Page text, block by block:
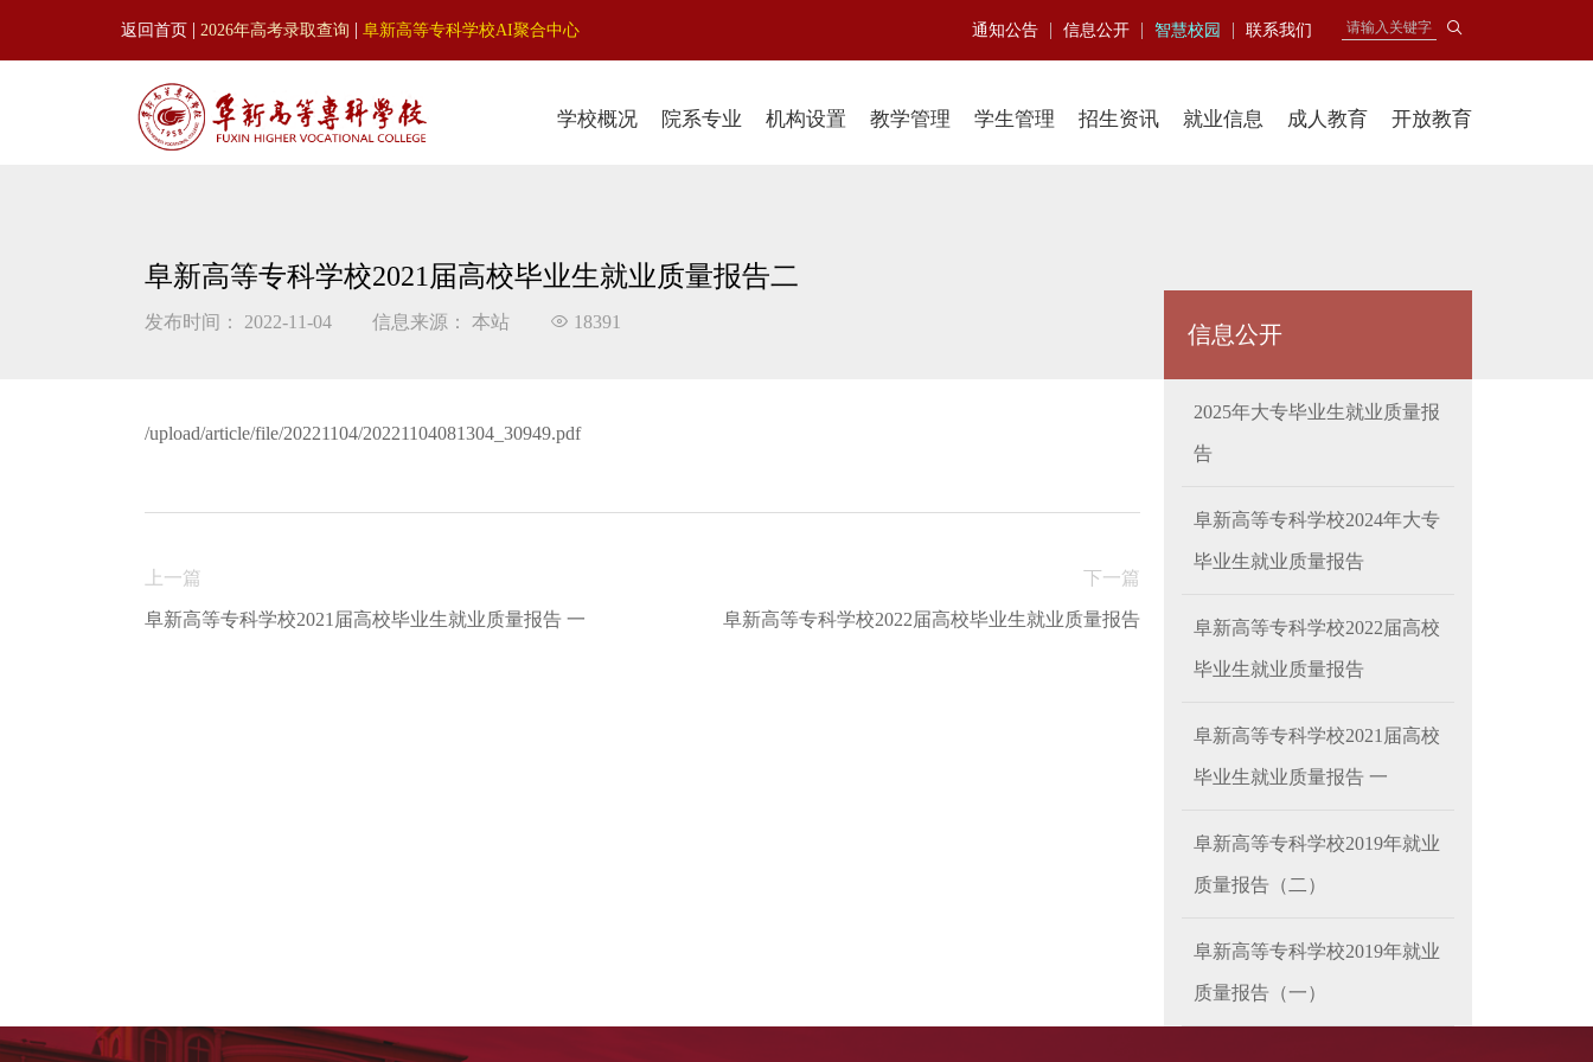
返回首页 | 2026年高考录取查询 | 阜新高等专科学校AI聚合中心 通知公告 | 信息公开 | 智慧校园 | 联系我们
学校概况 院系专业 机构设置 教学管理 学生管理 招生资讯 就业信息 成人教育 开放教育
阜新高等专科学校2021届高校毕业生就业质量报告二
发布时间： 2022-11-04 信息来源： 本站 18391
/upload/article/file/20221104/20221104081304_30949.pdf
上一篇
阜新高等专科学校2021届高校毕业生就业质量报告 一
下一篇
阜新高等专科学校2022届高校毕业生就业质量报告
信息公开
2025年大专毕业生就业质量报
告
阜新高等专科学校2024年大专
毕业生就业质量报告
阜新高等专科学校2022届高校
毕业生就业质量报告
阜新高等专科学校2021届高校
毕业生就业质量报告 一
阜新高等专科学校2019年就业
质量报告（二）
阜新高等专科学校2019年就业
质量报告（一）